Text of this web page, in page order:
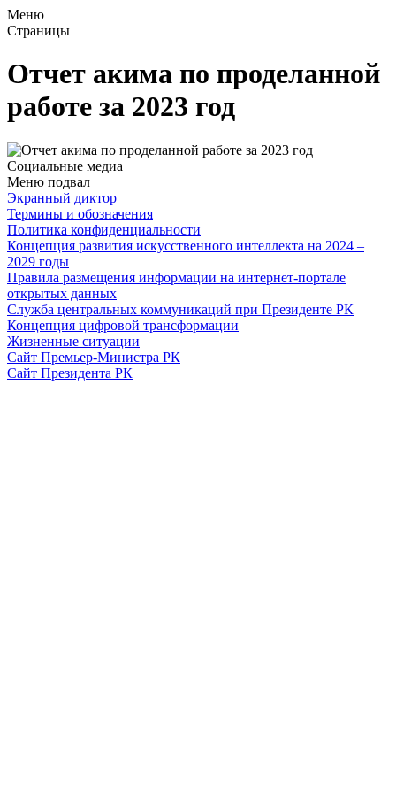
Меню
Страницы
Отчет акима по проделанной
работе за 2023 год
Социальные медиа
Меню подвал
Экранный диктор
Термины и обозначения
Политика конфиденциальности
Концепция развития искусственного интеллекта на 2024 –
2029 годы
Правила размещения информации на интернет-портале
открытых данных
Служба центральных коммуникаций при Президенте РК
Концепция цифровой трансформации
Жизненные ситуации
Сайт Премьер-Министра РК
Сайт Президента РК